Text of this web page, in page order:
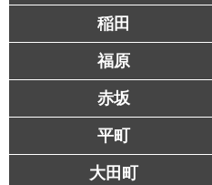
稲田
福原
赤坂
平町
大田町